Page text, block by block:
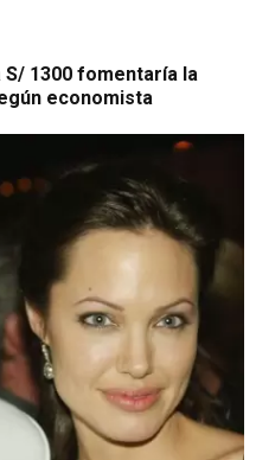
1300 fomentaría la
economista